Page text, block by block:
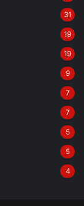
31
19
19
9
7
7
5
5
4